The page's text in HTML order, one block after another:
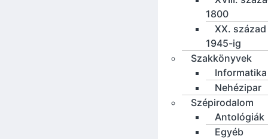
1800
XX.
1945-ig
Szakkönyvek
Informatika
Nehézipar
Szépirodalom
Antológiák
Egyéb